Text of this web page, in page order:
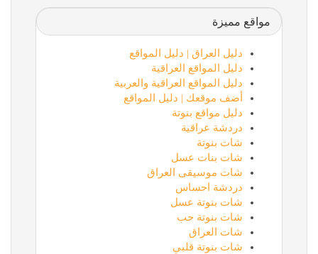
مواقع مميزة
دليل العراق | دليل المواقع
دليل المواقع العراقية
دليل المواقع العراقية والعربية
أضف موقعك | دليل المواقع
دليل مواقع بنوتة
دردشة عراقية
شات بنوتة
شات بنات عسل
شات موسيقى العراق
دردشة احساس
شات بنوتة عسل
شات بنوتة حب
شات العراق
شات بنوتة قلبي